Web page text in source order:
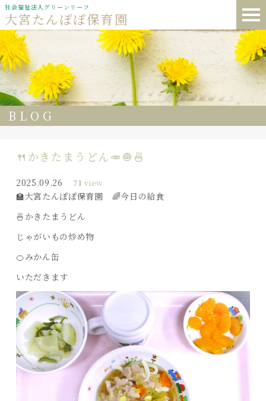
社会福祉法人グリーンリーフ
大宮たんぽぽ保育園
BLOG
🍴かきたまうどん🥕🧅🍜
2025.09.26 71 view
🏫大宮たんぽぽ保育園 🌈今日の給食
🍜かきたまうどん
じゃがいもの炒め物
🍊みかん缶
いただきます